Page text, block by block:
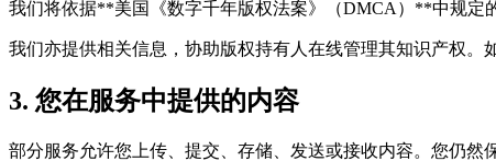
我们将依据**美国《数字千年版权法案》（DMCA）**中规定
我们亦提供相关信息，协助版权持有人在线管理其知识产权。
3. 您在服务中提供的内容
部分服务允许您上传、提交、存储、发送或接收内容。您仍然